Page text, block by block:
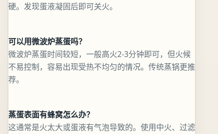
硬。发现蛋液凝固后即可关火。
可以用微波炉蒸蛋吗？
微波炉蒸蛋时间较短，一般高火2-3分钟即可，但火候
不易控制，容易出现受热不均匀的情况。传统蒸锅更推
荐。
蒸蛋表面有蜂窝怎么办？
这通常是火太大或蛋液有气泡导致的。使用中火、过滤